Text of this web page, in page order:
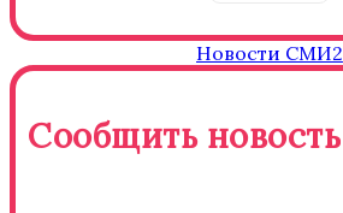
Новости СМИ2
Сообщить новость